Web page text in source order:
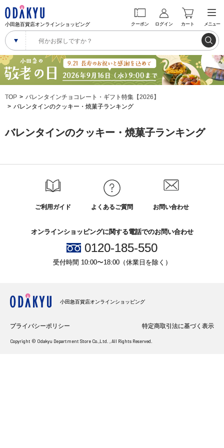
小田急百貨店オンラインショッピング クーポン ログイン カート メニュー
TOP
バレンタインチョコレート・ギフト特集【2026】
バレンタインのクッキー・焼菓子ランキング
バレンタインのクッキー・焼菓子ランキング
ご利用ガイド よくあるご質問 お問い合わせ
オンラインショッピングに関する電話でのお問い合わせ
0120-185-550
受付時間 10:00〜18:00（休業日を除く）
小田急百貨店オンラインショッピング
プライバシーポリシー 特定商取引法に基づく表示
Copyright © Odakyu Department Store Co.,Ltd. , All Rights Reserved.